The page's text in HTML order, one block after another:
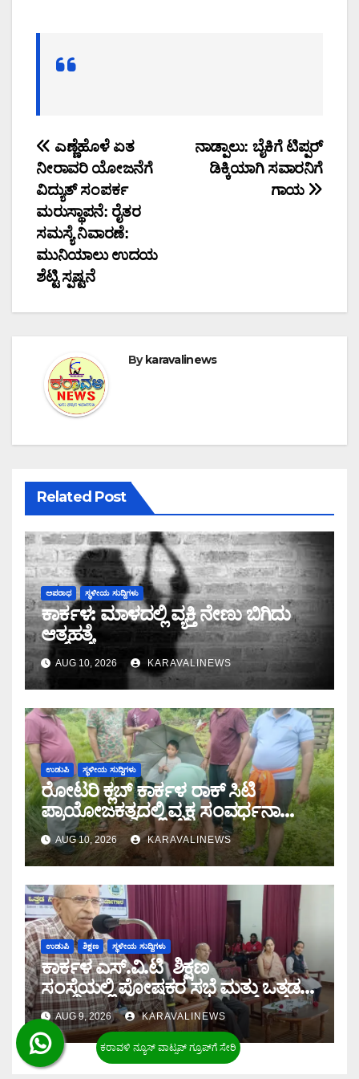
Post
navigation
ನಾಡ್ಪಾಲು: ಬೈಕಿಗೆ ಟಿಪ್ಪರ್
ಡಿಕ್ಕಿಯಾಗಿ ಸವಾರನಿಗೆ
ಗಾಯ
ಎಣ್ಣೆಹೊಳೆ ಏತ
ನೀರಾವರಿ ಯೋಜನೆಗೆ
ವಿದ್ಯುತ್ ಸಂಪರ್ಕ
ಮರುಸ್ಥಾಪನೆ: ರೈತರ
ಸಮಸ್ಯೆ ನಿವಾರಣೆ:
ಮುನಿಯಾಲು ಉದಯ
ಶೆಟ್ಟಿ ಸ್ಪಷ್ಟನೆ
By karavalinews
Related Post
ಅಪರಾಧ ಸ್ಥಳೀಯ ಸುದ್ದಿಗಳು
ಕಾರ್ಕಳ: ಮಾಳದಲ್ಲಿ ವ್ಯಕ್ತಿ ನೇಣು ಬಿಗಿದು
ಆತ್ಮಹತ್ಯೆ
AUG 10, 2026 KARAVALINEWS
ಉಡುಪಿ ಸ್ಥಳೀಯ ಸುದ್ದಿಗಳು
ರೋಟರಿ ಕ್ಲಬ್ ಕಾರ್ಕಳ ರಾಕ್ ಸಿಟಿ
ಪ್ರಾಯೋಜಕತ್ವದಲ್ಲಿ ವೃಕ್ಷ ಸಂವರ್ಧನಾ
ಕಾರ್ಯಕ್ರಮ
AUG 10, 2026 KARAVALINEWS
ಉಡುಪಿ ಶಿಕ್ಷಣ ಸ್ಥಳೀಯ ಸುದ್ದಿಗಳು
ಕಾರ್ಕಳ ಎಸ್.ವಿ.ಟಿ ಶಿಕ್ಷಣ
ಸಂಸ್ಥೆಯಲ್ಲಿ ಪೋಷಕರ ಸಭೆ ಮತ್ತು ಒತ್ತಡ
ನಿರ್ವಹಣೆ ಮಾಹಿತಿ ಕಾರ್ಯಾಗಾರ
AUG 9, 2026 KARAVALINEWS